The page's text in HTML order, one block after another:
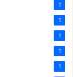
1
1
1
1
1